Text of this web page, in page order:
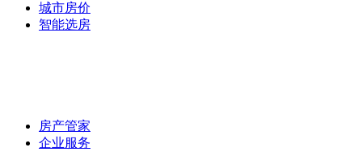
城市房价
智能选房
房产管家
企业服务